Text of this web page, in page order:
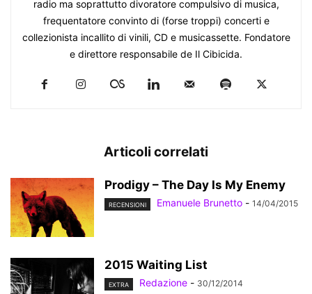
radio ma soprattutto divoratore compulsivo di musica,
frequentatore convinto di (forse troppi) concerti e
collezionista incallito di vinili, CD e musicassette. Fondatore
e direttore responsabile de Il Cibicida.
Articoli correlati
Prodigy – The Day Is My Enemy
RECENSIONI Emanuele Brunetto - 14/04/2015
2015 Waiting List
EXTRA Redazione - 30/12/2014